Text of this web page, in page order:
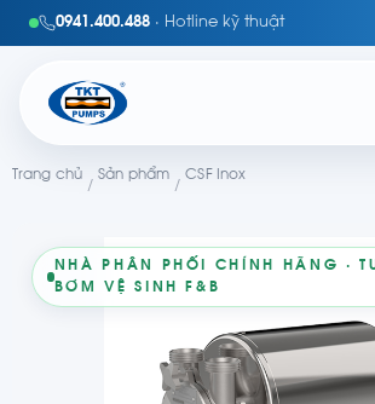
0941.400.488 · Hotline kỹ thuật
Trang chủ
/
Sản phẩm
/
CSF Inox
NHÀ PHÂN PHỐI CHÍNH HÃNG ·
BƠM VỆ SINH F&B